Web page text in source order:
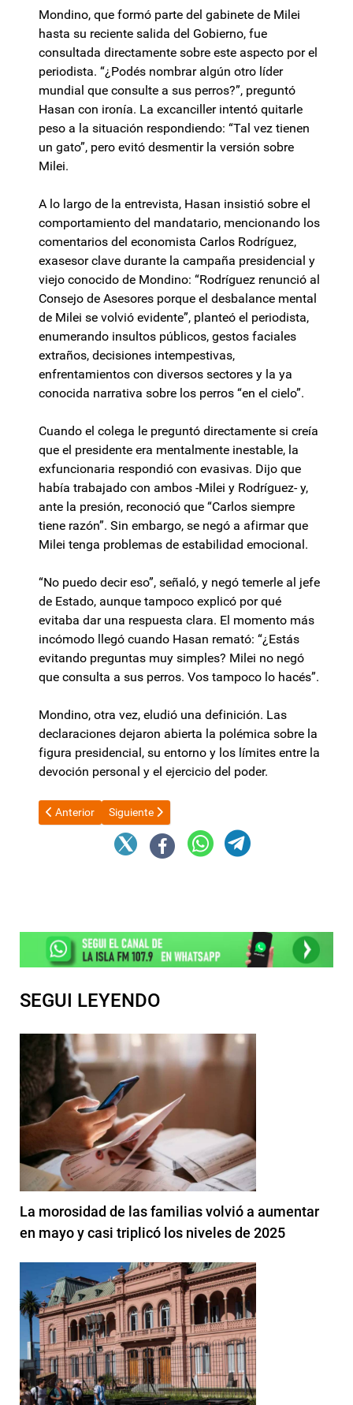
Mondino, que formó parte del gabinete de Milei
hasta su reciente salida del Gobierno, fue
consultada directamente sobre este aspecto por el
periodista. “¿Podés nombrar algún otro líder
mundial que consulte a sus perros?”, preguntó
Hasan con ironía. La excanciller intentó quitarle
peso a la situación respondiendo: “Tal vez tienen
un gato”, pero evitó desmentir la versión sobre
Milei.
A lo largo de la entrevista, Hasan insistió sobre el
comportamiento del mandatario, mencionando los
comentarios del economista Carlos Rodríguez,
exasesor clave durante la campaña presidencial y
viejo conocido de Mondino: “Rodríguez renunció al
Consejo de Asesores porque el desbalance mental
de Milei se volvió evidente”, planteó el periodista,
enumerando insultos públicos, gestos faciales
extraños, decisiones intempestivas,
enfrentamientos con diversos sectores y la ya
conocida narrativa sobre los perros “en el cielo”.
Cuando el colega le preguntó directamente si creía
que el presidente era mentalmente inestable, la
exfuncionaria respondió con evasivas. Dijo que
había trabajado con ambos -Milei y Rodríguez- y,
ante la presión, reconoció que “Carlos siempre
tiene razón”. Sin embargo, se negó a afirmar que
Milei tenga problemas de estabilidad emocional.
“No puedo decir eso”, señaló, y negó temerle al jefe
de Estado, aunque tampoco explicó por qué
evitaba dar una respuesta clara. El momento más
incómodo llegó cuando Hasan remató: “¿Estás
evitando preguntas muy simples? Milei no negó
que consulta a sus perros. Vos tampoco lo hacés”.
Mondino, otra vez, eludió una definición. Las
declaraciones dejaron abierta la polémica sobre la
figura presidencial, su entorno y los límites entre la
devoción personal y el ejercicio del poder.
Artículo anterior: Aumentó el uso de tarjetas de crédito para
Anterior Artículo siguiente: En la homilía por San
Siguiente
SEGUI LEYENDO
La morosidad de las familias volvió a aumentar
en mayo y casi triplicó los niveles de 2025